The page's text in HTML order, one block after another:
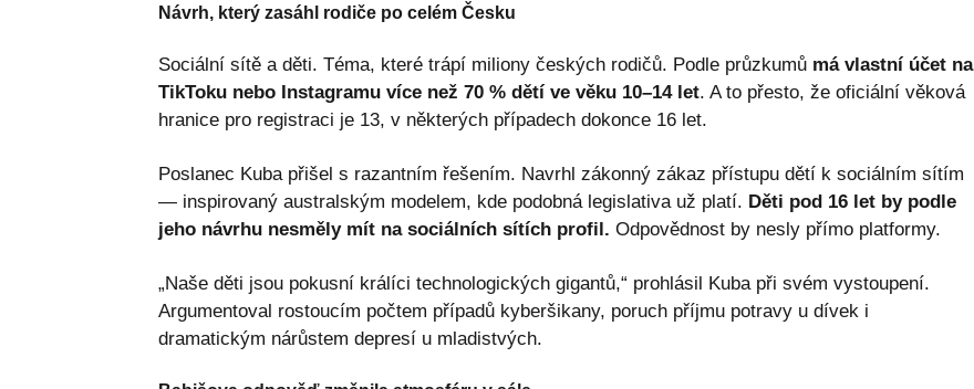
Návrh, který zasáhl rodiče po celém Česku
Sociální sítě a děti. Téma, které trápí miliony českých rodičů. Podle průzkumů má vlastní účet na
TikToku nebo Instagramu více než 70 % dětí ve věku 10–14 let. A to přesto, že oficiální věková
hranice pro registraci je 13, v některých případech dokonce 16 let.
Poslanec Kuba přišel s razantním řešením. Navrhl zákonný zákaz přístupu dětí k sociálním sítím
— inspirovaný australským modelem, kde podobná legislativa už platí. Děti pod 16 let by podle
jeho návrhu nesměly mít na sociálních sítích profil. Odpovědnost by nesly přímo platformy.
„Naše děti jsou pokusní králíci technologických gigantů,“ prohlásil Kuba při svém vystoupení.
Argumentoval rostoucím počtem případů kyberšikany, poruch příjmu potravy u dívek i
dramatickým nárůstem depresí u mladistvých.